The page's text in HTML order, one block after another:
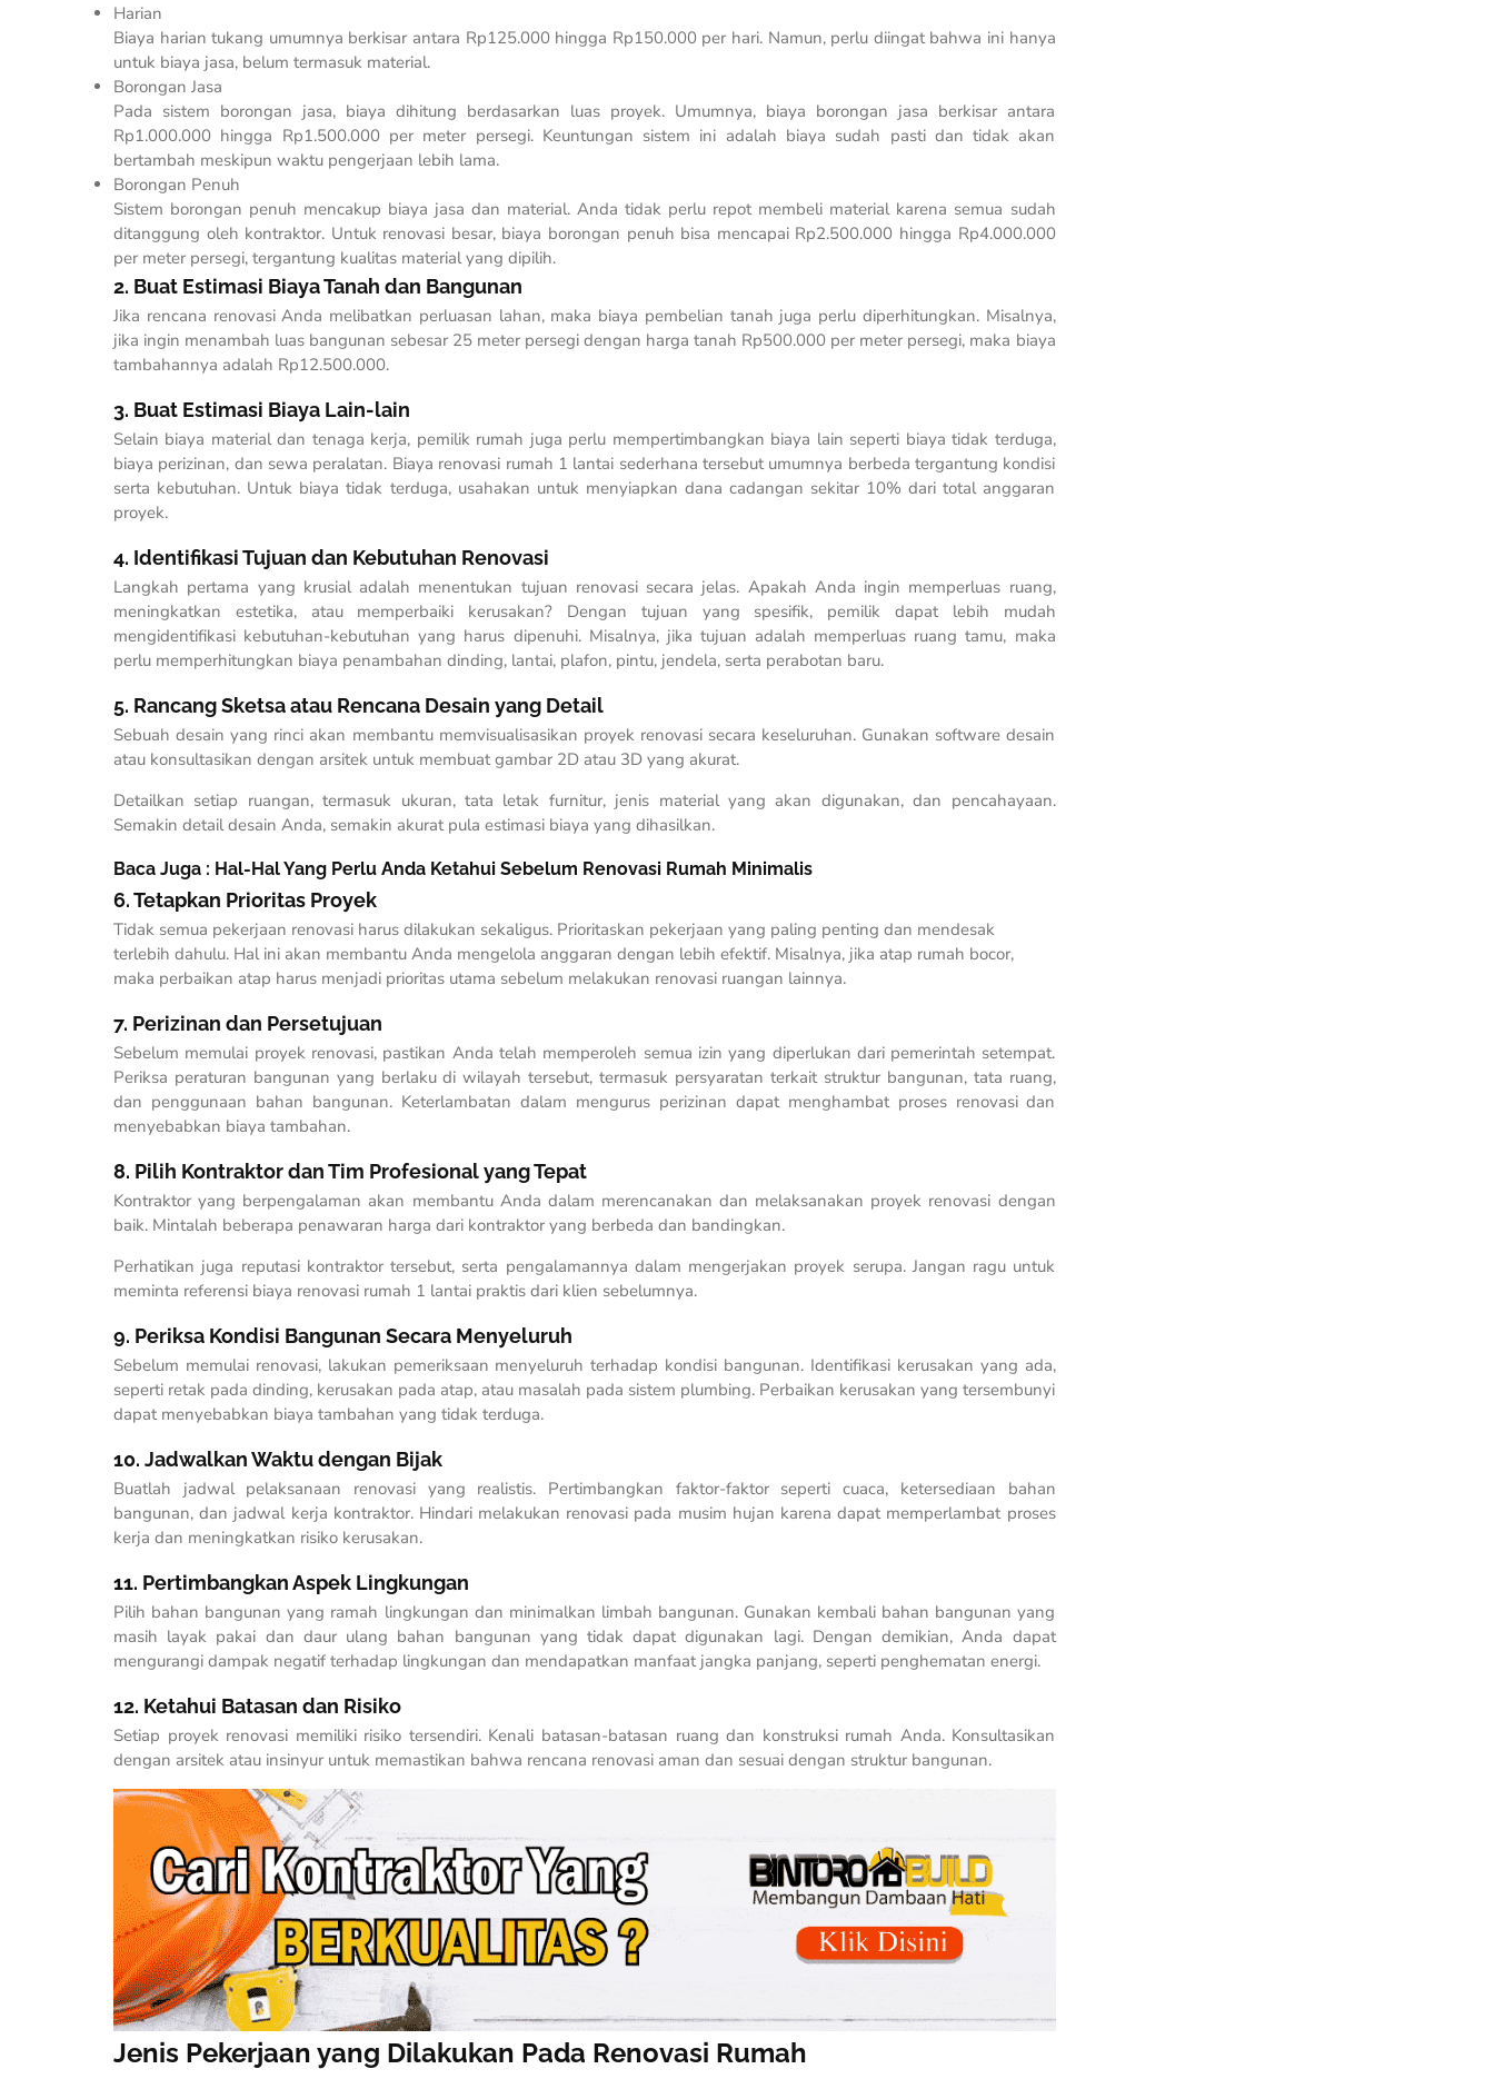
Harian
Biaya harian tukang umumnya berkisar antara Rp125.000 hingga Rp150.000 per hari. Namun, perlu diingat bahwa ini hanya
untuk biaya jasa, belum termasuk material.
Borongan Jasa
Pada sistem borongan jasa, biaya dihitung berdasarkan luas proyek. Umumnya, biaya borongan jasa berkisar antara
Rp1.000.000 hingga Rp1.500.000 per meter persegi. Keuntungan sistem ini adalah biaya sudah pasti dan tidak akan
bertambah meskipun waktu pengerjaan lebih lama.
Borongan Penuh
Sistem borongan penuh mencakup biaya jasa dan material. Anda tidak perlu repot membeli material karena semua sudah
ditanggung oleh kontraktor. Untuk renovasi besar, biaya borongan penuh bisa mencapai Rp2.500.000 hingga Rp4.000.000
per meter persegi, tergantung kualitas material yang dipilih.
2. Buat Estimasi Biaya Tanah dan Bangunan
Jika rencana renovasi Anda melibatkan perluasan lahan, maka biaya pembelian tanah juga perlu diperhitungkan. Misalnya,
jika ingin menambah luas bangunan sebesar 25 meter persegi dengan harga tanah Rp500.000 per meter persegi, maka biaya
tambahannya adalah Rp12.500.000.
3. Buat Estimasi Biaya Lain-lain
Selain biaya material dan tenaga kerja, pemilik rumah juga perlu mempertimbangkan biaya lain seperti biaya tidak terduga,
biaya perizinan, dan sewa peralatan. Biaya renovasi rumah 1 lantai sederhana tersebut umumnya berbeda tergantung kondisi
serta kebutuhan. Untuk biaya tidak terduga, usahakan untuk menyiapkan dana cadangan sekitar 10% dari total anggaran
proyek.
4. Identifikasi Tujuan dan Kebutuhan Renovasi
Langkah pertama yang krusial adalah menentukan tujuan renovasi secara jelas. Apakah Anda ingin memperluas ruang,
meningkatkan estetika, atau memperbaiki kerusakan? Dengan tujuan yang spesifik, pemilik dapat lebih mudah
mengidentifikasi kebutuhan-kebutuhan yang harus dipenuhi. Misalnya, jika tujuan adalah memperluas ruang tamu, maka
perlu memperhitungkan biaya penambahan dinding, lantai, plafon, pintu, jendela, serta perabotan baru.
5. Rancang Sketsa atau Rencana Desain yang Detail
Sebuah desain yang rinci akan membantu memvisualisasikan proyek renovasi secara keseluruhan. Gunakan software desain
atau konsultasikan dengan arsitek untuk membuat gambar 2D atau 3D yang akurat.
Detailkan setiap ruangan, termasuk ukuran, tata letak furnitur, jenis material yang akan digunakan, dan pencahayaan.
Semakin detail desain Anda, semakin akurat pula estimasi biaya yang dihasilkan.
Baca Juga : Hal-Hal Yang Perlu Anda Ketahui Sebelum Renovasi Rumah Minimalis
6. Tetapkan Prioritas Proyek
Tidak semua pekerjaan renovasi harus dilakukan sekaligus. Prioritaskan pekerjaan yang paling penting dan mendesak
terlebih dahulu. Hal ini akan membantu Anda mengelola anggaran dengan lebih efektif. Misalnya, jika atap rumah bocor,
maka perbaikan atap harus menjadi prioritas utama sebelum melakukan renovasi ruangan lainnya.
7. Perizinan dan Persetujuan
Sebelum memulai proyek renovasi, pastikan Anda telah memperoleh semua izin yang diperlukan dari pemerintah setempat.
Periksa peraturan bangunan yang berlaku di wilayah tersebut, termasuk persyaratan terkait struktur bangunan, tata ruang,
dan penggunaan bahan bangunan. Keterlambatan dalam mengurus perizinan dapat menghambat proses renovasi dan
menyebabkan biaya tambahan.
8. Pilih Kontraktor dan Tim Profesional yang Tepat
Kontraktor yang berpengalaman akan membantu Anda dalam merencanakan dan melaksanakan proyek renovasi dengan
baik. Mintalah beberapa penawaran harga dari kontraktor yang berbeda dan bandingkan.
Perhatikan juga reputasi kontraktor tersebut, serta pengalamannya dalam mengerjakan proyek serupa. Jangan ragu untuk
meminta referensi biaya renovasi rumah 1 lantai praktis dari klien sebelumnya.
9. Periksa Kondisi Bangunan Secara Menyeluruh
Sebelum memulai renovasi, lakukan pemeriksaan menyeluruh terhadap kondisi bangunan. Identifikasi kerusakan yang ada,
seperti retak pada dinding, kerusakan pada atap, atau masalah pada sistem plumbing. Perbaikan kerusakan yang tersembunyi
dapat menyebabkan biaya tambahan yang tidak terduga.
10. Jadwalkan Waktu dengan Bijak
Buatlah jadwal pelaksanaan renovasi yang realistis. Pertimbangkan faktor-faktor seperti cuaca, ketersediaan bahan
bangunan, dan jadwal kerja kontraktor. Hindari melakukan renovasi pada musim hujan karena dapat memperlambat proses
kerja dan meningkatkan risiko kerusakan.
11. Pertimbangkan Aspek Lingkungan
Pilih bahan bangunan yang ramah lingkungan dan minimalkan limbah bangunan. Gunakan kembali bahan bangunan yang
masih layak pakai dan daur ulang bahan bangunan yang tidak dapat digunakan lagi. Dengan demikian, Anda dapat
mengurangi dampak negatif terhadap lingkungan dan mendapatkan manfaat jangka panjang, seperti penghematan energi.
12. Ketahui Batasan dan Risiko
Setiap proyek renovasi memiliki risiko tersendiri. Kenali batasan-batasan ruang dan konstruksi rumah Anda. Konsultasikan
dengan arsitek atau insinyur untuk memastikan bahwa rencana renovasi aman dan sesuai dengan struktur bangunan.
Jenis Pekerjaan yang Dilakukan Pada Renovasi Rumah